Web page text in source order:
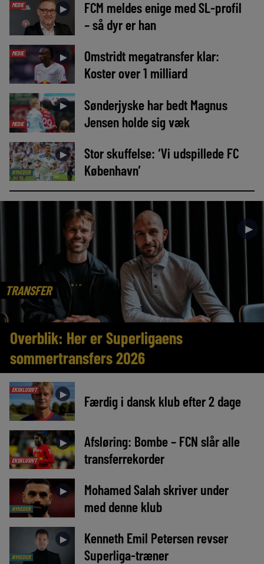
MEDIE ►
FCM meldes enige med SL-profil
– så dyr er han
MEDIE ►
Omstridt megatransfer klar:
Koster over 1 milliard
MEDIE
►
Sønderjyske har bedt Magnus
Jensen holde sig væk
NYHEDER
►
Stor skuffelse: ‘Vi udspillede FC
København’
TRANSFER
►
Overblik: Her er Superligaens
sommertransfers 2026
EKSKLUSIVT ► Færdig i dansk klub efter 2 dage
EKSKLUSIVT
►
Afsløring: Bombe – FCN slår alle
transferrekorder
NYHEDER
►
Mohamed Salah skriver under
med denne klub
NYHEDER
►
Kenneth Emil Petersen revser
Superliga-træner